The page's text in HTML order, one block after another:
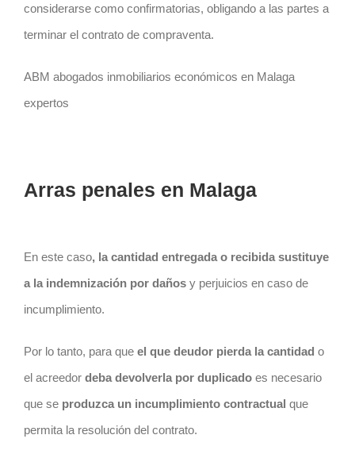
considerarse como confirmatorias, obligando a las partes a
terminar el contratode compraventa.
ABM abogados inmobiliarios económicos en Malaga
expertos
Arras penales en Malaga
En este caso, la cantidad entregada o recibida sustituye
a la indemnización por dañosy perjuicios en caso de
incumplimiento.
Por lo tanto, para queel que deudor pierda la cantidad o
el acreedor deba devolverla por duplicadoes necesario
que se produzca un incumplimiento contractual que
permita la resolución del contrato.